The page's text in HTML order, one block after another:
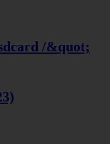
/&quot;